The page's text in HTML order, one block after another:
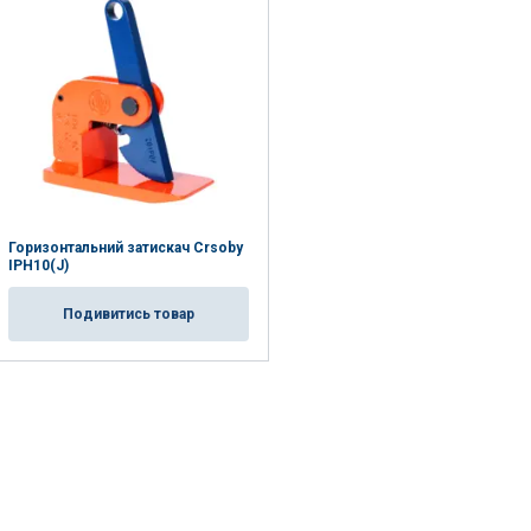
Горизонтальний затискач Crsoby
IPH10(J)
Подивитись товар
ENGLISH TRANSLATION
i
zebrali w
Niesklasyfikowane